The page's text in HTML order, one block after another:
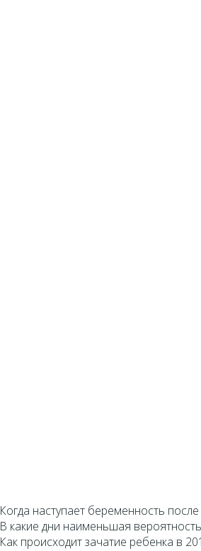
Когда наступает беременность
В какие дни наименьшая
Как происходит зачатие ребенка в